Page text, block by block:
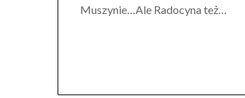
Muszynie…Ale Radocyna też…